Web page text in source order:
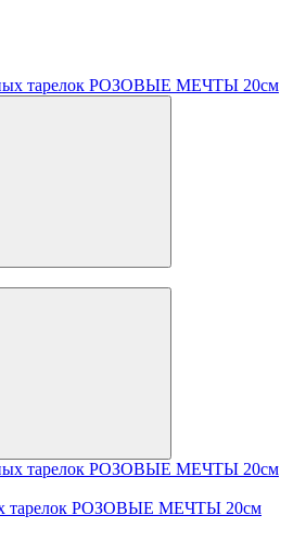
тарелок РОЗОВЫЕ МЕЧТЫ 20см